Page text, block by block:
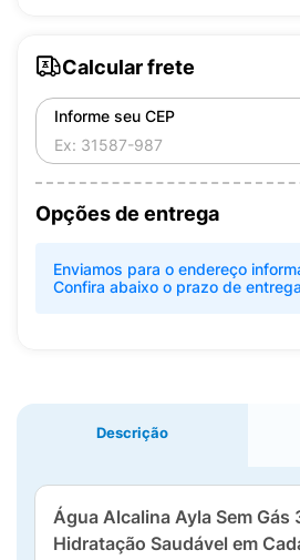
Calcular frete
Informe seu CEP
Opções de entrega
Enviamos para o endereço
Confira abaixo o prazo de
Descrição
Água Alcalina Ayla Sem Gás
Hidratação Saudável em